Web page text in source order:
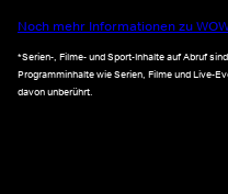
Noch mehr Informationen zu
*Serien-, Filme- und Sport-Inhalte auf Abruf
Programminhalte wie Serien, Filme und Live-
davon unberührt.